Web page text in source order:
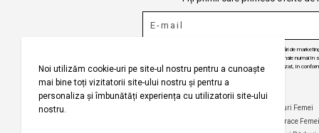
Prin abonarea la buletinul nostru informativ, sunteți de acord să primiți comunicări de
angajăm să vă protejăm confidențialitatea și vom folosi informațiile dvs. personale numai în
actualizări despre produsele și serviciile noastre, să vă oferim conținut personalizat, în
dezabona de la aceste comunicări în orice moment, în mod gratuit.
Companie
Maiouri Femei
Hanorace
Puteți ajunge
Selecteaza țara